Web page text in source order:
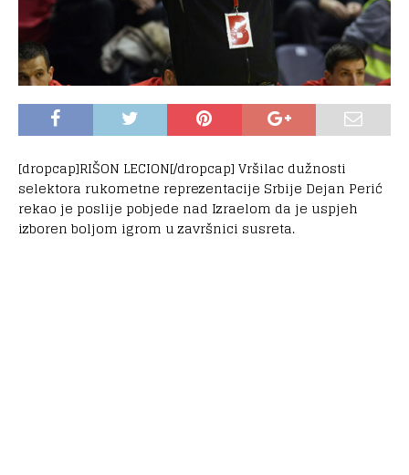
[dropcap]RIŠON LECION[/dropcap] Vršilac dužnosti
selektora rukometne reprezentacije Srbije Dejan Perić
rekao je poslije pobjede nad Izraelom da je uspjeh
izboren boljom igrom u završnici susreta.